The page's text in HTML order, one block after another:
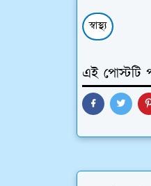
স্বাস্থ্য
এই পোস্টটি